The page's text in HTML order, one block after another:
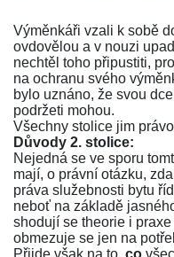
Výměnkáři vzali k sobě
ovdovělou a v nouzi
nechtěl toho připustiti,
na ochranu svého
bylo uznáno, že svou
podržeti mohou.
Všechny stolice jim
Důvody 2. stolice:
Nejedná se ve sporu
mají, o právní otázku,
práva služebnosti bytu
neboť na základě
shodují se theorie i
obmezuje se jen na
Přijde však na to, co